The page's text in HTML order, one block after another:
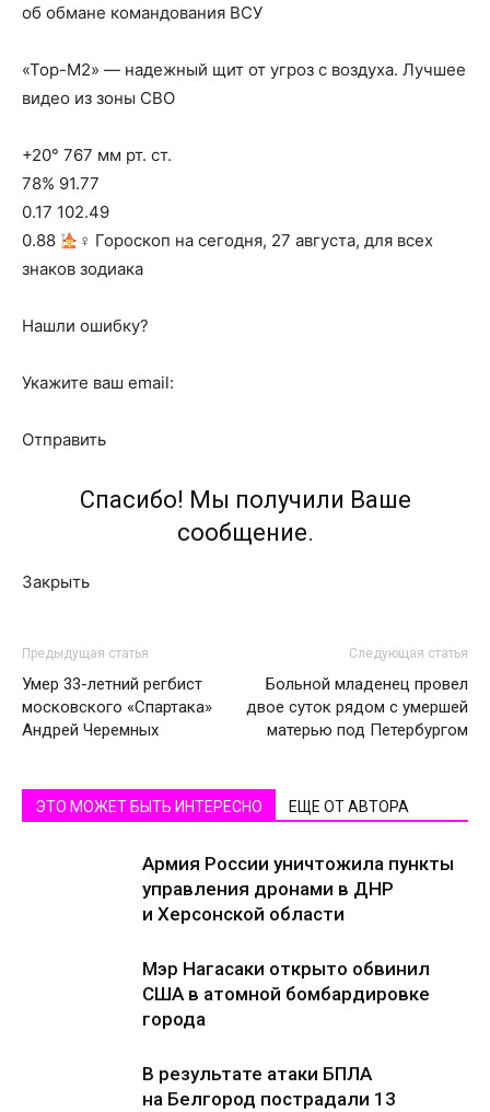
об обмане командования ВСУ
«Тор-М2» — надежный щит от угроз с воздуха. Лучшее
видео из зоны СВО
+20° 767 мм рт. ст.
78% 91.77
0.17 102.49
0.88
‍♀ Гороскоп на сегодня, 27 августа, для всех
знаков зодиака
Нашли ошибку?
Укажите ваш email:
Отправить
Спасибо! Мы получили Ваше
сообщение.
Закрыть
Предыдущая статья
Умер 33-летний регбист
московского «Спартака»
Андрей Черемных
Следующая статья
Больной младенец провел
двое суток рядом с умершей
матерью под Петербургом
ЭТО МОЖЕТ БЫТЬ ИНТЕРЕСНО ЕЩЕ ОТ АВТОРА
Армия России уничтожила пункты
управления дронами в ДНР
и Херсонской области
Мэр Нагасаки открыто обвинил
США в атомной бомбардировке
города
В результате атаки БПЛА
на Белгород пострадали 13